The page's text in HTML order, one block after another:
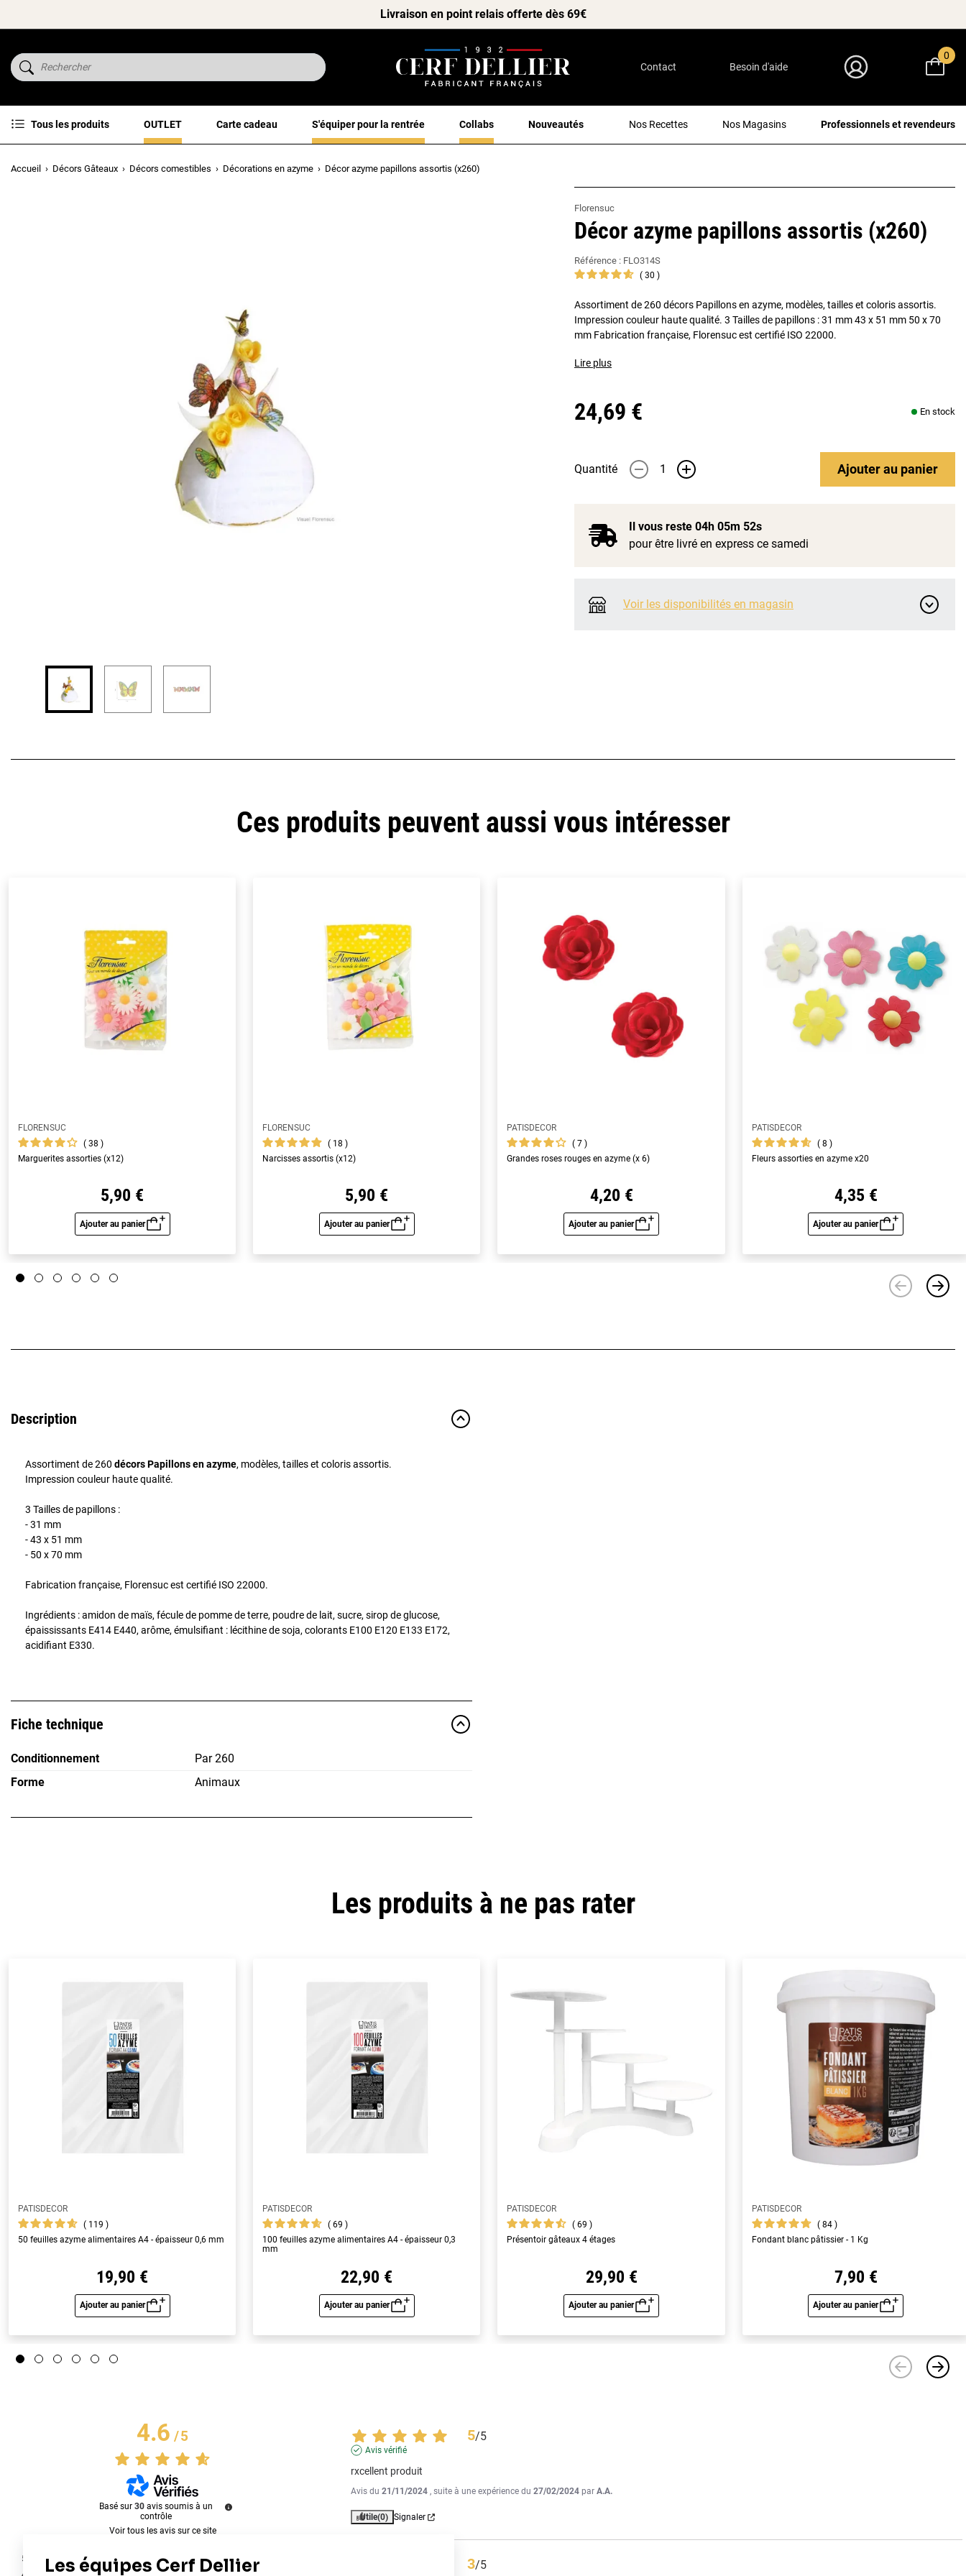
Livraison en point relais offerte dès 69€
Contact Besoin d'aide
0
Tous les produits OUTLET Carte cadeau S'équiper pour la rentrée Collabs Nouveautés Nos Recettes Nos Magasins Professionnels et revendeurs
Accueil Décors Gâteaux Décors comestibles Décorations en azyme Décor azyme papillons assortis (x260)
Florensuc
Décor azyme papillons assortis (x260)
Référence : FLO314S
30
Assortiment de 260 décors Papillons en azyme, modèles, tailles et coloris assortis.
Impression couleur haute qualité. 3 Tailles de papillons : 31 mm 43 x 51 mm 50 x 70
mm Fabrication française, Florensuc est certifié ISO 22000.
Lire plus
24,69 € En stock
Quantité - + Ajouterau panier
Il vous reste 04h 05m 52s
pour être livré en express ce samedi
Voir les disponibilités en magasin
Ces produits peuvent aussi vous intéresser
FLORENSUC
38
Marguerites assorties (x12)
5,90 €
Ajouter au panier
Aperçu rapide
FLORENSUC
18
Narcisses assortis (x12)
5,90 €
Ajouter au panier
Aperçu rapide
PATISDECOR
7
Grandes roses rouges en azyme (x 6)
4,20 €
Ajouter au panier
Aperçu rapide
PATISDECOR
8
Fleurs assorties en azyme x20
4,35 €
Ajouter au panier
Aperçu rapide
Description
Assortiment de 260 décors Papillons en azyme, modèles, tailles et coloris assortis.
Impression couleur haute qualité.
3 Tailles de papillons :
- 31 mm
- 43 x 51 mm
- 50 x 70 mm
Fabrication française, Florensuc est certifié ISO 22000.
Ingrédients : amidon de maïs, fécule de pomme de terre, poudre de lait, sucre, sirop de glucose,
épaississants E414 E440, arôme, émulsifiant : lécithine de soja, colorants E100 E120 E133 E172,
acidifiant E330.
Fiche technique
Conditionnement
Par 260
Forme
Animaux
Les produits à ne pas rater
PATISDECOR
119
50 feuilles azyme alimentaires A4 - épaisseur 0,6 mm
19,90 €
Ajouter au panier
Aperçu rapide
PATISDECOR
69
100 feuilles azyme alimentaires A4 - épaisseur 0,3
mm
22,90 €
Ajouter au panier
Aperçu rapide
PATISDECOR
69
Présentoir gâteaux 4 étages
29,90 €
Ajouter au panier
Aperçu rapide
PATISDECOR
84
Fondant blanc pâtissier - 1 Kg
7,90 €
Ajouter au panier
Aperçu rapide
4.6/5
Basé sur30 avis soumis à un
contrôle
Voir tous les avis sur ce site
5 étoiles
5/5
Avis vérifié
rxcellent produit
Avis du 21/11/2024 , suite à une expérience du 27/02/2024 par A.A.
Utile(0) Signaler
3/5